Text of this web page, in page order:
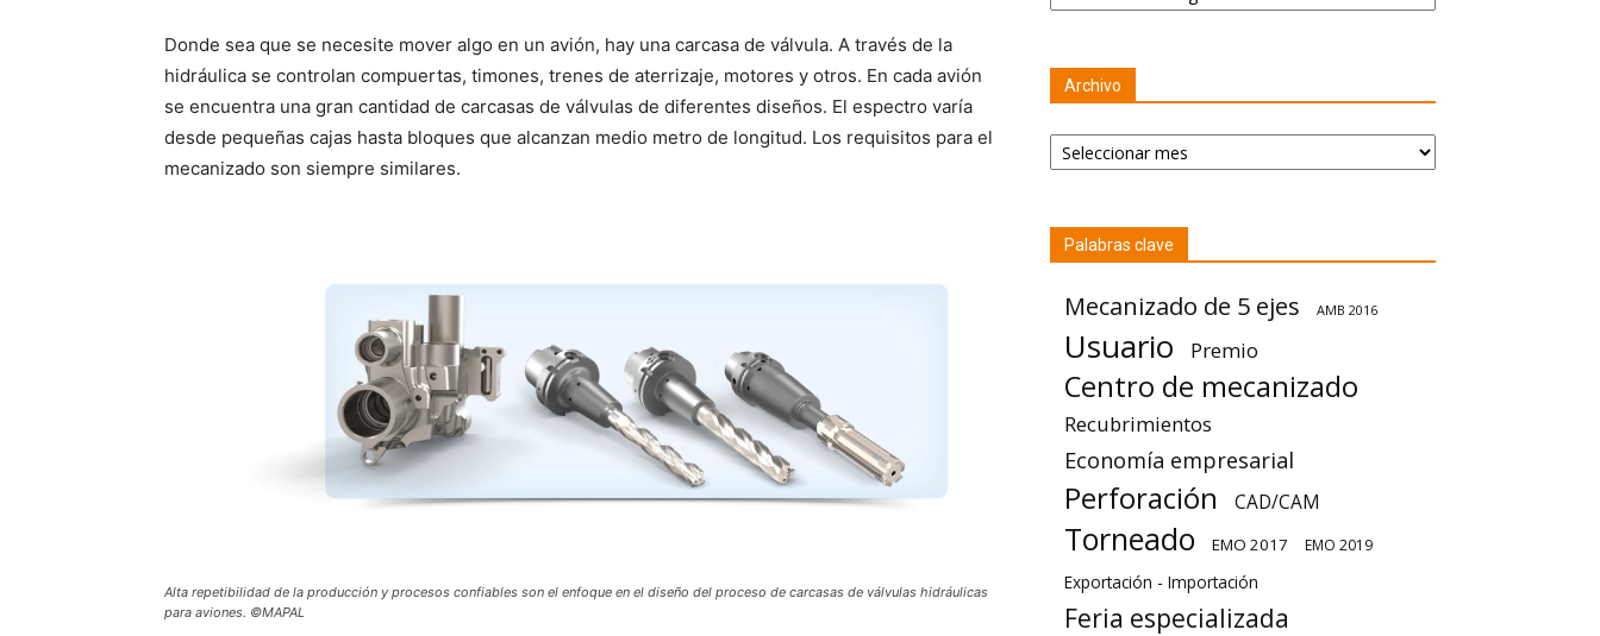
Donde sea que se necesite mover algo en un avión, hay una carcasa de válvula. A través de la
hidráulica se controlan compuertas, timones, trenes de aterrizaje, motores y otros. En cada avión
se encuentra una gran cantidad de carcasas de válvulas de diferentes diseños. El espectro varía
desde pequeñas cajas hasta bloques que alcanzan medio metro de longitud. Los requisitos para el
mecanizado son siempre similares.
Alta repetibilidad de la producción y procesos confiables son el enfoque en el diseño del proceso de carcasas de válvulas hidráulicas
para aviones. ©MAPAL
Archivo
Archivo
Palabras clave
Mecanizado de 5 ejes AMB 2016
Usuario Premio
Centro de mecanizado
Recubrimientos
Economía empresarial
Perforación CAD/CAM
Torneado EMO 2017 EMO 2019
Exportación - Importación
Feria especializada